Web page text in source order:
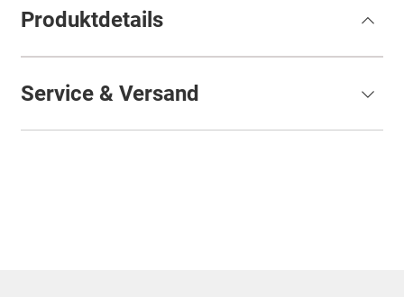
Produktdetails
Service & Versand